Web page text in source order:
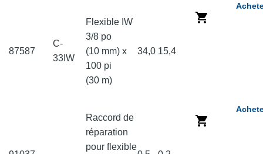
87587
C-
33IW
Flexible IW
3/8 po
(10 mm) x
100 pi
(30 m)
34,0 15,4
Raccord de
réparation
pour flexible